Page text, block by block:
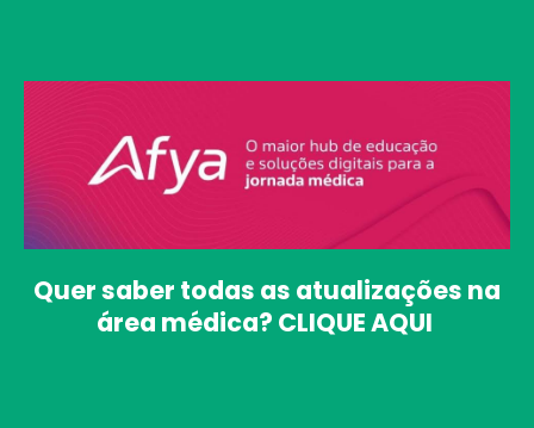
Quer saber todas as atualizações na
área médica? CLIQUE AQUI